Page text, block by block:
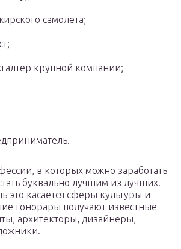
самолета;
крупной компании;
в которых можно заработать
буквально лучшим из лучших.
это касается сферы культуры и
гонорары получают известные
архитекторы, дизайнеры,